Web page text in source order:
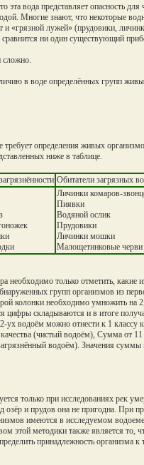
эта вода представляет опасность
Многие знают, что некоторые
и «грязной лужей» (прудовики,
ни один существующий
в воде определённых групп
определения живых
ниже в таблице.
Обитатели загрязных
Личинки комаров-
Пиявки
Водяной ослик
Прудовики
Личинки мошки
Малощетинковые черви
необходимо только отметить, какие
групп организмов из
колонки необходимо умножить на
складываются и в итоге
водоём можно отнести к 1 классу
(чистый водоём), Сумма от 11
водоём). Значения
только при исследованиях рек
и прудов она не пригодна. При
имеются в исследуемом
этой методики также является то,
принадлежность организма